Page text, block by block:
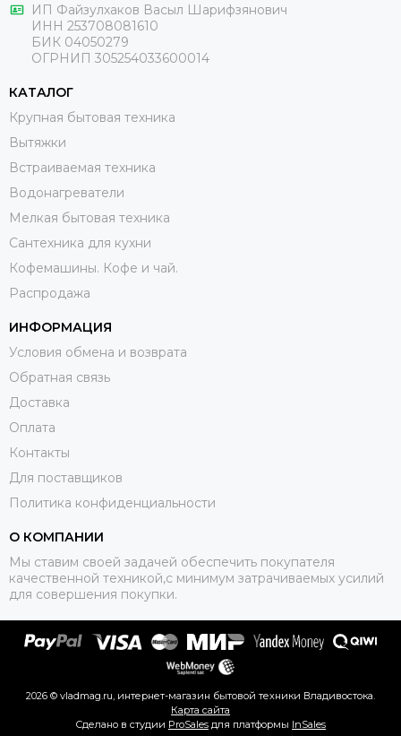
ИП Файзулхаков Васыл Шарифзянович
ИНН 253708081610
БИК 04050279
ОГРНИП 305254033600014
КАТАЛОГ
Крупная бытовая техника
Вытяжки
Встраиваемая техника
Водонагреватели
Мелкая бытовая техника
Сантехника для кухни
Кофемашины. Кофе и чай.
Распродажа
ИНФОРМАЦИЯ
Условия обмена и возврата
Обратная связь
Доставка
Оплата
Контакты
Для поставщиков
Политика конфиденциальности
О КОМПАНИИ
Мы ставим своей задачей обеспечить покупателя
качественной техникой,с минимум затрачиваемых усилий
для совершения покупки.
2026 © vladmag.ru, интернет-магазин бытовой техники Владивостока.
Карта сайта
Сделано в студии ProSales для платформы InSales